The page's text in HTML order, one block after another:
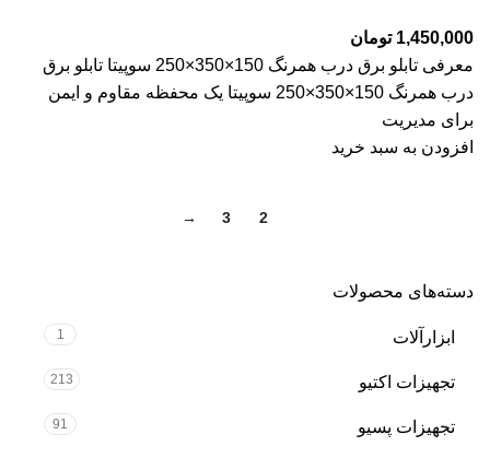
دسته‌های محصولات
ابزارآلات 1
تجهیزات اکتیو 213
تجهیزات پسیو 91
1,450,000 تومان
معرفی تابلو برق درب همرنگ 150×350×250 سوپیتا تابلو برق
درب همرنگ 150×350×250 سوپیتا یک محفظه مقاوم و ایمن
برای مدیریت
افزودن به سبد خرید
2
3
→